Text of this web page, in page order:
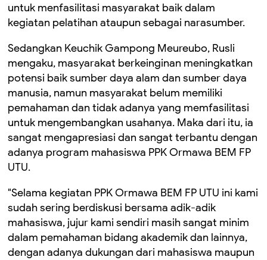
untuk menfasilitasi masyarakat baik dalam
kegiatan pelatihan ataupun sebagai narasumber.
Sedangkan Keuchik Gampong Meureubo, Rusli
mengaku, masyarakat berkeinginan meningkatkan
potensi baik sumber daya alam dan sumber daya
manusia, namun masyarakat belum memiliki
pemahaman dan tidak adanya yang memfasilitasi
untuk mengembangkan usahanya. Maka dari itu, ia
sangat mengapresiasi dan sangat terbantu dengan
adanya program mahasiswa PPK Ormawa BEM FP
UTU.
"Selama kegiatan PPK Ormawa BEM FP UTU ini kami
sudah sering berdiskusi bersama adik-adik
mahasiswa, jujur kami sendiri masih sangat minim
dalam pemahaman bidang akademik dan lainnya,
dengan adanya dukungan dari mahasiswa maupun